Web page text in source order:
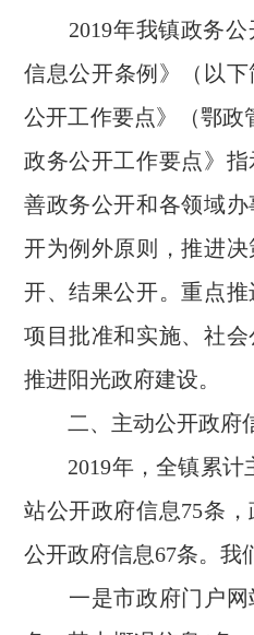
2019年我镇政务
信息公开条例》（以
公开工作要点》（鄂政
政务公开工作要点》
善政务公开和各领域
开为例外原则，推进
开、结果公开。重点
项目批准和实施、社
推进阳光政府建设。
二、主动公开政府
2019年，全镇累
站公开政府信息75条
公开政府信息67条。我
一是市政府门户